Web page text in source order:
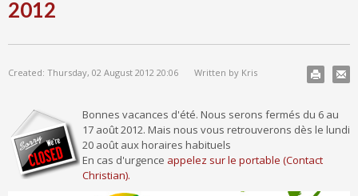
2012
Created: Thursday, 02 August 2012 20:06 Written by Kris
Bonnes vacances d'été. Nous serons fermés du 6 au
17 août 2012. Mais nous vous retrouverons dès le lundi
20 août aux horaires habituels
En cas d'urgence appelez sur le portable (Contact
Christian).